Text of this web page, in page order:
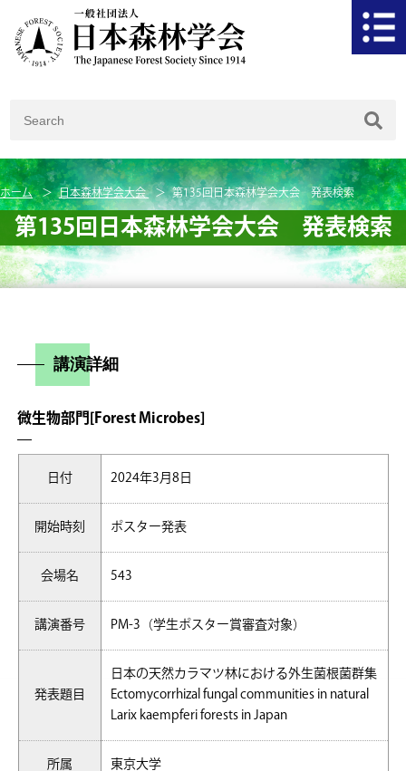
ホーム 日本森林学会大会 第135回日本森林学会大会 発表検索
第135回日本森林学会大会 発表検索
講演詳細
微生物部門[Forest Microbes]
日付 2024年3月8日
開始時刻 ポスター発表
会場名 543
講演番号 PM-3（学生ポスター賞審査対象）
発表題目
日本の天然カラマツ林における外生菌根菌群集
Ectomycorrhizal fungal communities in natural
Larix kaempferi forests in Japan
所属 東京大学